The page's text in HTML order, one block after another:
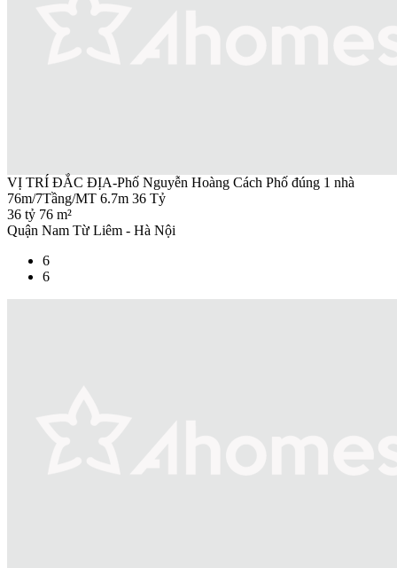
VỊ TRÍ ĐẮC ĐỊA-Phố Nguyễn Hoàng Cách Phố đúng 1 nhà
76m/7Tầng/MT 6.7m 36 Tỷ
36 tỷ 76 m²
Quận Nam Từ Liêm - Hà Nội
6
6